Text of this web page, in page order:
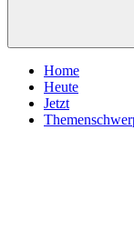
Home
Heute
Jetzt